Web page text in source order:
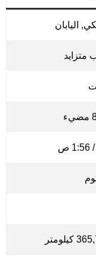
اليابان
متزايد